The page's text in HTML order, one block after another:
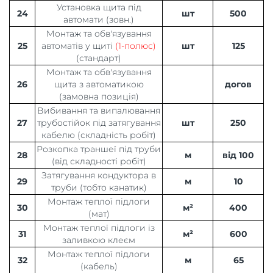
24
Установка щита під
автомати (зовн.)
шт 500
25
Монтаж та обв'язування
автоматів у щиті (1-полюс)
(стандарт)
шт 125
26
Монтаж та обв'язування
щита з автоматикою
(замовна позиція)
догов
27
Вибивання та випалювання
трубостійок під затягування
кабелю (складність робіт)
шт 250
28
Розкопка траншеї під труби
(від складності робіт)
м від 100
29
Затягування кондуктора в
труби (тобто канатик)
м 10
30
Монтаж теплої підлоги
(мат)
м² 400
31
Монтаж теплої підлоги із
заливкою клеєм
м² 600
32
Монтаж теплої підлоги
(кабель)
м 65